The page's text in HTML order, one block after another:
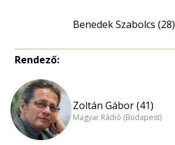
Benedek Szabolcs (28)
Rendező:
Zoltán Gábor (41)
Magyar Rádió (Budapest)